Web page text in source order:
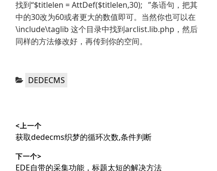
找到“$titlelen = AttDef($titlelen,30); ”条语句，把其
中的30改为60或者更大的数值即可。当然你也可以在
\include\taglib 这个目录中找到arclist.lib.php，然后
同样的方法修改好，再传到你的空间。
分
DEDECMS
章
导
<上一个
上
文
获取dedecms织梦的循环次数,条件判断
下一个>
下
EDE自带的采集功能，标题太短的解决方法